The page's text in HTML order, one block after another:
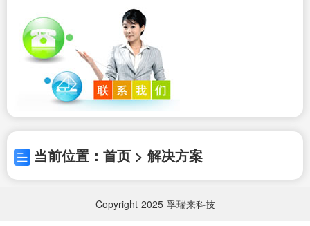
当前位置：首页 > 解决方案
Copyright 2025 孚瑞来科技